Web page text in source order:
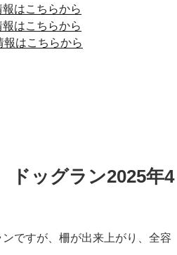
はこちらから
はこちらから
報はこちらから
ッグラン2025年4
ですが、柵が出来上がり、全容